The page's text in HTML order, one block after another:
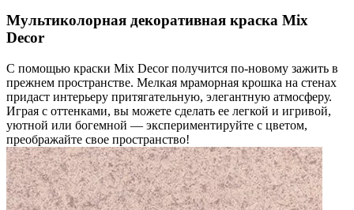
Мультиколорная декоративная краска Mix
Decor
С помощью краски Mix Decor получится по-новому зажить в
прежнем пространстве. Мелкая мраморная крошка на стенах
придаст интерьеру притягательную, элегантную атмосферу.
Играя с оттенками, вы можете сделать ее легкой и игривой,
уютной или богемной — экспериментируйте с цветом,
преображайте свое пространство!